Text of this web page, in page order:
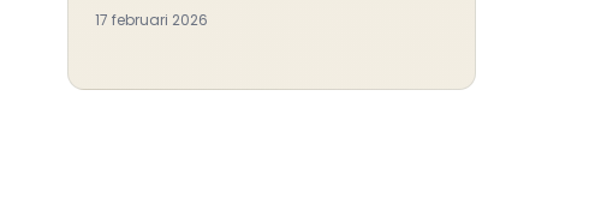
17 februari 2026